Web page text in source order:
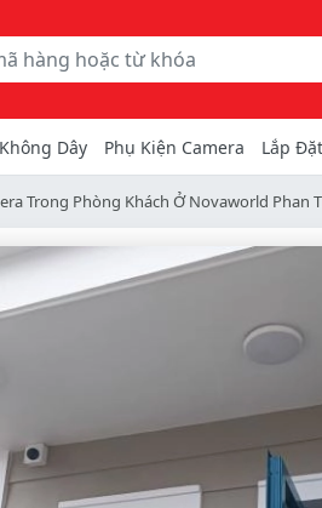
Dây Phụ Kiện Camera Lắp
Trong Phòng Khách Ở Novaworld Phan